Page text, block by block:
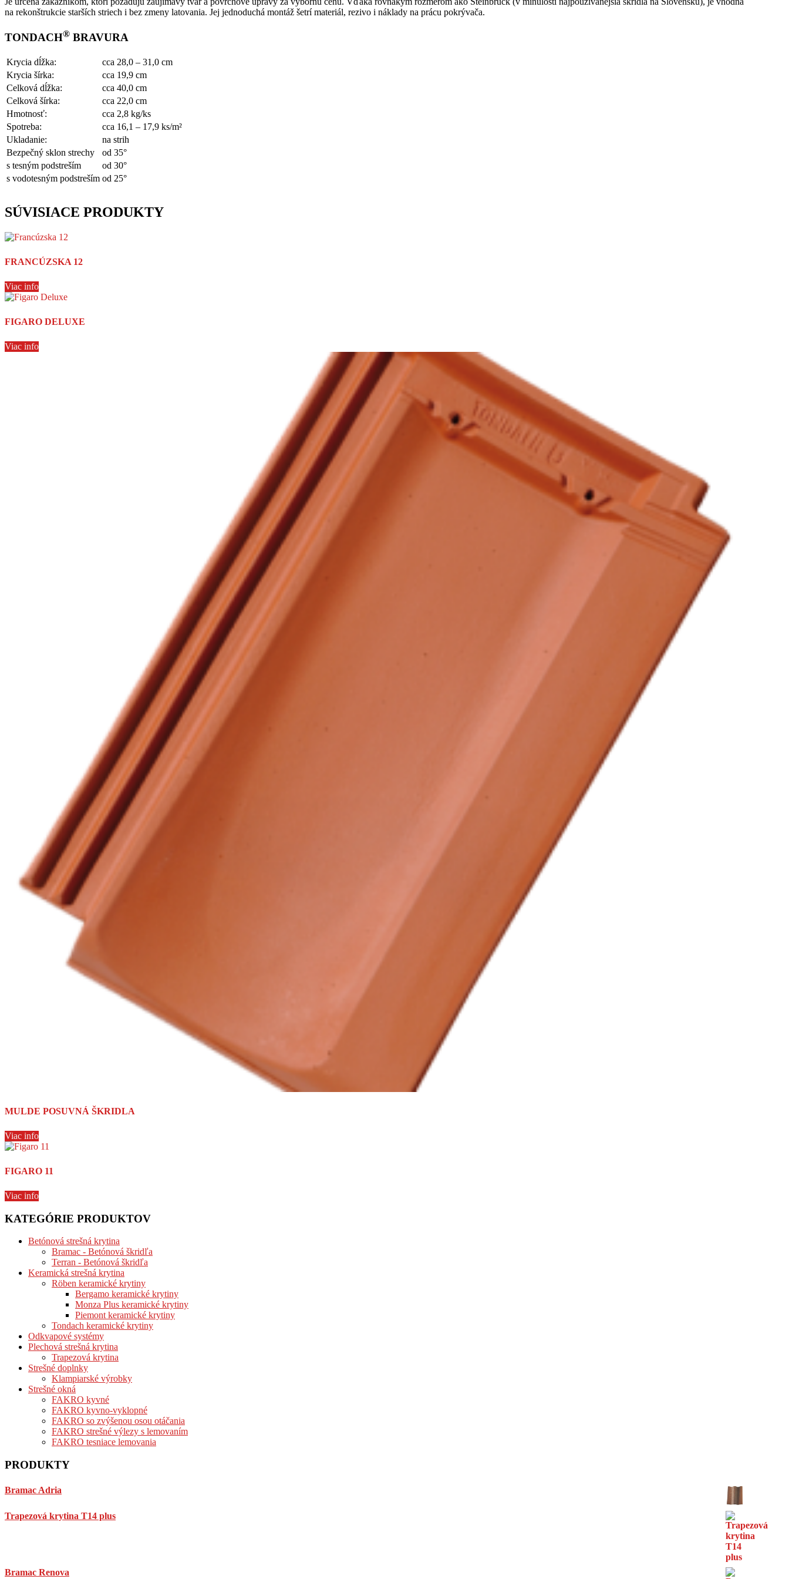
na rekonštrukcie starších striech i bez zmeny latovania. Jej jednoduchá montáž šetrí materiál, rezivo i náklady na prácu pokrývača.
TONDACH® BRAVURA
Krycia dĺžka:
cca 28,0 – 31,0 cm
Krycia šírka:
cca 19,9 cm
Celková dĺžka:
cca 40,0 cm
Celková šírka:
cca 22,0 cm
Hmotnosť:
cca 2,8 kg/ks
Spotreba:
cca 16,1 – 17,9 ks/m²
Ukladanie:
na strih
Bezpečný sklon strechy
od 35°
s tesným podstreším
od 30°
s vodotesným podstreším od 25°
SÚVISIACE PRODUKTY
FRANCÚZSKA 12
Viac info
FIGARO DELUXE
Viac info
MULDE POSUVNÁ ŠKRIDLA
Viac info
FIGARO 11
Viac info
KATEGÓRIE PRODUKTOV
Betónová strešná krytina
Bramac - Betónová škridľa
Terran - Betónová škridľa
Keramická strešná krytina
Röben keramické krytiny
Bergamo keramické krytiny
Monza Plus keramické krytiny
Piemont keramické krytiny
Tondach keramické krytiny
Odkvapové systémy
Plechová strešná krytina
Trapezová krytina
Strešné doplnky
Klampiarské výrobky
Strešné okná
FAKRO kyvné
FAKRO kyvno-vyklopné
FAKRO so zvýšenou osou otáčania
FAKRO strešné výlezy s lemovaním
FAKRO tesniace lemovania
PRODUKTY
Bramac Adria
Trapezová krytina T14 plus
Bramac Renova